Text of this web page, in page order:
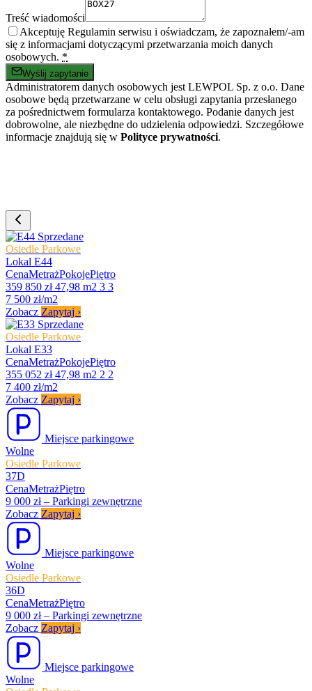
Treść wiadomości
Akceptuję Regulamin serwisu i oświadczam, że zapoznałem/-am
się z informacjami dotyczącymi przetwarzania moich danych
osobowych. *
Wyślij zapytanie
Administratorem danych osobowych jest LEWPOL Sp. z o.o. Dane
osobowe będą przetwarzane w celu obsługi zapytania przesłanego
za pośrednictwem formularza kontaktowego. Podanie danych jest
dobrowolne, ale niezbędne do udzielenia odpowiedzi. Szczegółowe
informacje znajdują się w Polityce prywatności.
Sprzedane
Osiedle Parkowe
Lokal E44
CenaMetrażPokojePiętro
359 850 zł 47,98 m2 3 3
7 500 zł/m2
Zobacz Zapytaj ›
Sprzedane
Osiedle Parkowe
Lokal E33
CenaMetrażPokojePiętro
355 052 zł 47,98 m2 2 2
7 400 zł/m2
Zobacz Zapytaj ›
Miejsce parkingowe
Wolne
Osiedle Parkowe
37D
CenaMetrażPiętro
9 000 zł – Parkingi zewnętrzne
Zobacz Zapytaj ›
Miejsce parkingowe
Wolne
Osiedle Parkowe
36D
CenaMetrażPiętro
9 000 zł – Parkingi zewnętrzne
Zobacz Zapytaj ›
Miejsce parkingowe
Wolne